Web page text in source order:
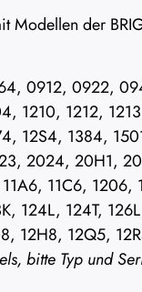
Modellen der
0912, 0922,
1210, 1212,
12S4, 1384,
2024, 20H1,
11C6,
124L, 124T,
12H8, 12Q5,
bitte Typ und